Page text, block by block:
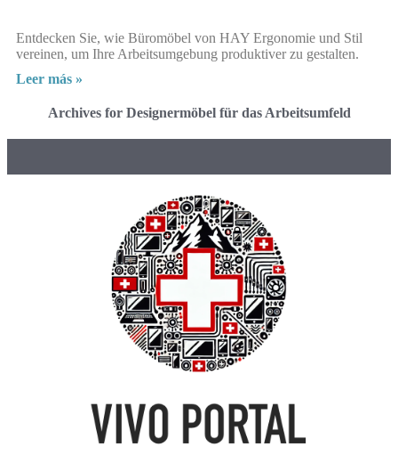
Entdecken Sie, wie Büromöbel von HAY Ergonomie und Stil
vereinen, um Ihre Arbeitsumgebung produktiver zu gestalten.
Leer más »
Archives for Designermöbel für das Arbeitsumfeld